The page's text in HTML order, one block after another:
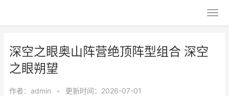
深空之眼奥山阵营绝顶阵型组合 深空
之眼朔望
作者： admin • 更新时间：2026-07-01